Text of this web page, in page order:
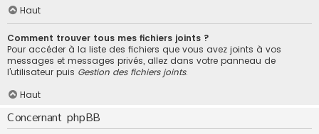
Haut
Comment trouver tous mes fichiers joints ?
Pour accéder à la liste des fichiers que vous avez joints à vos
messages et messages privés, allez dans votre panneau de
l’utilisateur puis Gestion des fichiers joints.
Haut
Concernant phpBB